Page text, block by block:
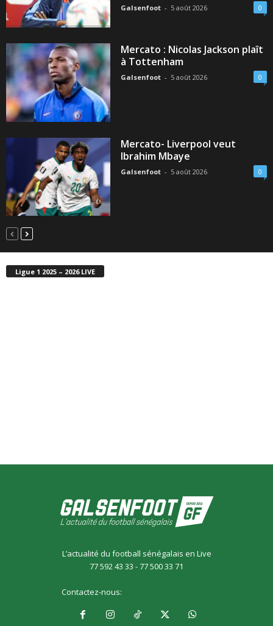
Galsenfoot - 5 août 2026 0
Mercato : Nicolas Jackson plaît
à Tottenham
Galsenfoot - 5 août 2026 0
Mercato- Liverpool veut
Ibrahim Mbaye
Galsenfoot - 5 août 2026 0
Ligue 1 2025 – 2026 LIVE
L’actualité du football sénégalais en Live
77 592 43 33 - 77 500 33 71
Contactez-nous: